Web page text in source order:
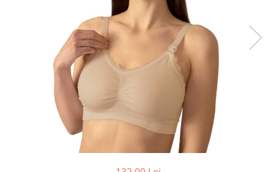
Cadite anatomice
Covorase baie
Inaltatoare antiderapante
Olite antiderapante muzicale
Olite antiderapante simple
Olite muzicale
Olite tip scaunel muzicale